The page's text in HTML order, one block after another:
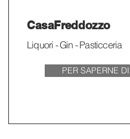
CasaFreddozzo
Liquori - Gin - Pasticceria
PER SAPERNE